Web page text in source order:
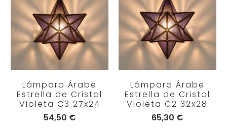
Lámpara Árabe
Estrella de Cristal
Violeta C3 27x24
54,50 €
Lámpara Árabe
Estrella de Cristal
Violeta C2 32x28
65,30 €